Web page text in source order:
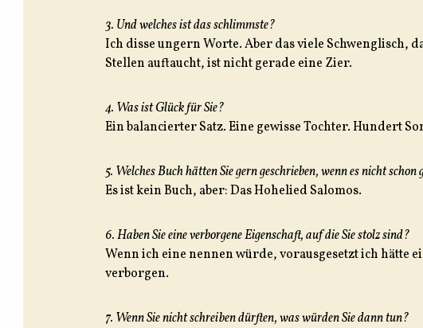
3. Und welches ist das schlimmste?
Ich disse ungern Worte. Aber das viele Schwenglisch,
Stellen auftaucht, ist nicht gerade eine Zier.
4. Was ist Glück für Sie?
Ein balancierter Satz. Eine gewisse Tochter. Hundert
5. Welches Buch hätten Sie gern geschrieben, wenn es nicht schon
Es ist kein Buch, aber: Das Hohelied Salomos.
6. Haben Sie eine verborgene Eigenschaft, auf die Sie stolz sind?
Wenn ich eine nennen würde, vorausgesetzt ich hätte
verborgen.
7. Wenn Sie nicht schreiben dürften, was würden Sie dann tun?